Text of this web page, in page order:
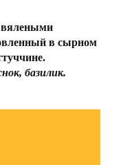
вялеными
в сырном
базилик.